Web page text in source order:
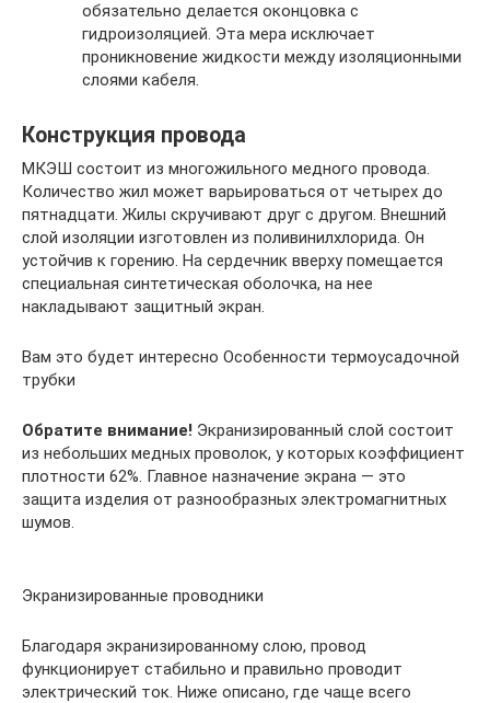
обязательно делается оконцовка с
гидроизоляцией. Эта мера исключает
проникновение жидкости между изоляционными
слоями кабеля.
Конструкция провода
МКЭШ состоит из многожильного медного провода.
Количество жил может варьироваться от четырех до
пятнадцати. Жилы скручивают друг с другом. Внешний
слой изоляции изготовлен из поливинилхлорида. Он
устойчив к горению. На сердечник вверху помещается
специальная синтетическая оболочка, на нее
накладывают защитный экран.
Вам это будет интересно Особенности термоусадочной
трубки
Обратите внимание! Экранизированный слой состоит
из небольших медных проволок, у которых коэффициент
плотности 62%. Главное назначение экрана — это
защита изделия от разнообразных электромагнитных
шумов.
Экранизированные проводники
Благодаря экранизированному слою, провод
функционирует стабильно и правильно проводит
электрический ток. Ниже описано, где чаще всего